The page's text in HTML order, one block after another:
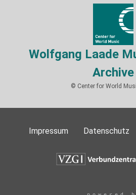
Wolfgang Laade
Archive
© Center for World
Impressum Datenschutz